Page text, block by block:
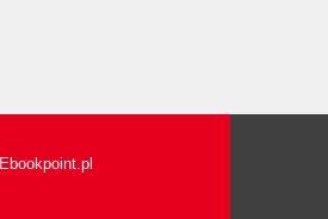
Ebookpoint.pl